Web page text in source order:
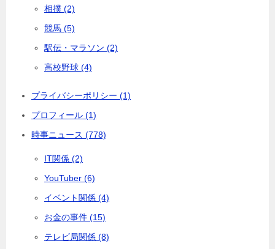
相撲 (2)
競馬 (5)
駅伝・マラソン (2)
高校野球 (4)
プライバシーポリシー (1)
プロフィール (1)
時事ニュース (778)
IT関係 (2)
YouTuber (6)
イベント関係 (4)
お金の事件 (15)
テレビ局関係 (8)